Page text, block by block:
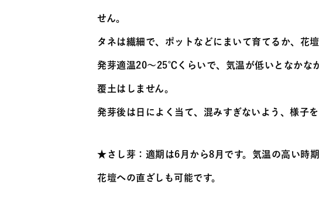
せん。
タネは繊細で、ポットなどにまいて育てるか、花
発芽適温20～25℃くらいで、気温が低いとなかな
覆土はしません。
発芽後は日によく当て、混みすぎないよう、様子を
★さし芽：適期は6月から8月です。気温の高い時
花壇への直ざしも可能です。